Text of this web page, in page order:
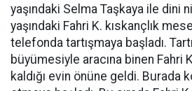
yaşındaki Selma Taşkaya ile dini
yaşındaki Fahri K. kıskançlık
telefonda tartışmaya başladı.
büyümesiyle aracına binen Fahri
kaldığı evin önüne geldi. Burada